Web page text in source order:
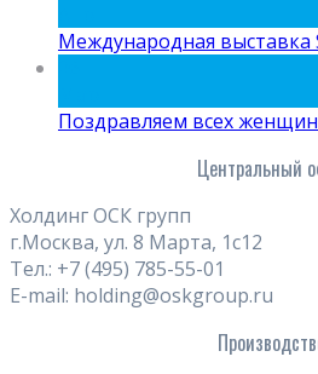
Международная выставка
Поздравляем всех
Центральный
Холдинг ОСК групп
г.Москва, ул. 8 Марта, 1с12
Тел.: +7 (495) 785-55-01
E-mail: holding@oskgroup.ru